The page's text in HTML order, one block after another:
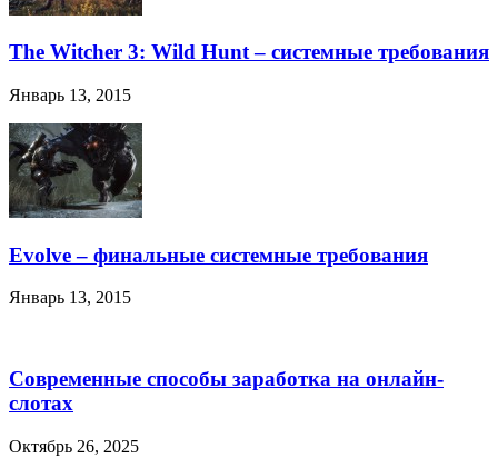
The Witcher 3: Wild Hunt – системные требования
Январь 13, 2015
Evolve – финальные системные требования
Январь 13, 2015
Современные способы заработка на онлайн-
слотах
Октябрь 26, 2025